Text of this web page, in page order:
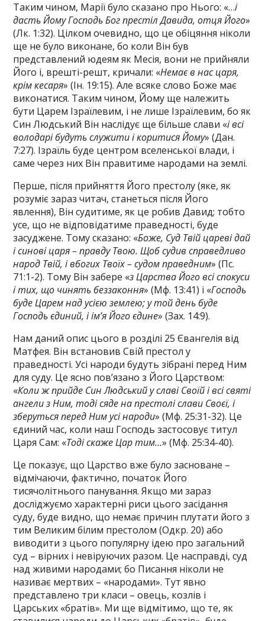
Таким чином, Марії було сказано про Нього: «…і
дасть Йому Господь Бог престіл Давида, отця Його»
(Лк. 1:32). Цілком очевидно, що це обіцяння ніколи
ще не було виконане, бо коли Він був
представлений юдеям як Месія, вони не прийняли
Його і, врешті-решт, кричали: «Немає в нас царя,
крім кесаря» (Ін. 19:15). Але всяке слово Боже має
виконатися. Таким чином, Йому ще належить
бути Царем Ізраїлевим, і не лише Ізраїлевим, бо як
Син Людський Він наслідує ще більше слави «і всі
володарі будуть служити і коритися Йому» (Дан.
7:27). Ізраїль буде центром вселенської влади, і
саме через них Він правитиме народами на землі.
Перше, після прийняття Його престолу (яке, як
розуміє зараз читач, станеться після Його
явлення), Він судитиме, як це робив Давид; тобто
усе, що не відповідатиме праведності, буде
засуджене. Тому сказано: «Боже, Суд Твій цареві дай
і синові царя – правду Твою. Щоб судив справедливо
народ Твій, і вбогих Твоїх – судом праведним» (Пс.
71:1-2). Тому Він забере «з Царства Його всі спокуси
і тих, що чинять беззаконня» (Мф. 13:41) і «Господь
буде Царем над усією землею; у той день буде
Господь єдиний, і ім’я Його єдине» (Зах. 14:9).
Нам даний опис цього в розділі 25 Євангелія від
Матфея. Він встановив Свій престол у
праведності. Усі народи будуть зібрані перед Ним
для суду. Це ясно пов’язано з Його Царством:
«Коли ж прийде Син Людський у славі Своїй і всі святі
ангели з Ним, тоді сяде на престолі слави Своєї, і
зберуться перед Ним усі народи» (Мф. 25:31-32). Це
єдиний час, коли наш Господь застосовує титул
Царя Сам: «Тоді скаже Цар тим…» (Мф. 25:34-40).
Це показує, що Царство вже було засноване –
відмічаючи, фактично, початок Його
тисячолітнього панування. Якщо ми зараз
досліджуємо характерні риси цього засідання
суду, буде видно, що немає причин плутати його з
тим Великим білим престолом (Одкр. 20) або
виводити з цього популярну ідею про загальний
суд – вірних і невіруючих разом. Це насправді, суд
над живими народами; бо Писання ніколи не
називає мертвих – «народами». Тут явно
представлено три класи – овець, козлів і
Царських «братів». Ми ще відмітимо, що те, як